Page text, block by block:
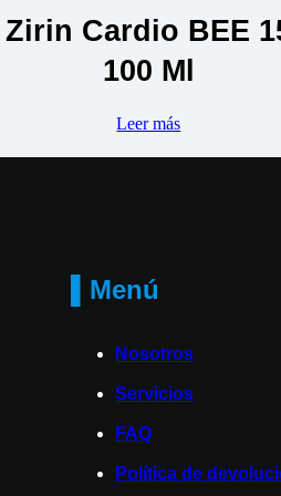
Zirin Cardio BEE
100 Ml
Leer más
▌Menú
Nosotros
Servicios
FAQ
Política de